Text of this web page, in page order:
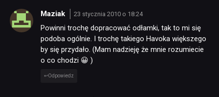
Maziak 23 stycznia 2010 o 18:24
Powinni trochę dopracować odłamki, tak to mi się
podoba ogólnie. I trochę takiego Havoka większego
by się przydało. (Mam nadzieję że mnie rozumiecie
o co chodzi 😀 )
Odpowiedz